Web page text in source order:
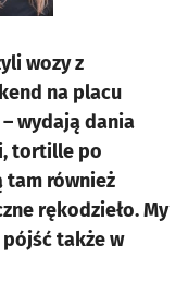
wozy z
na placu
wydają dania
tortille po
tam również
rękodzieło. My
także w